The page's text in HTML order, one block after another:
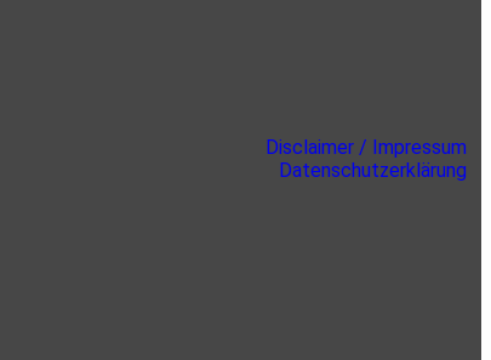
Disclaimer / Impressum
Datenschutzerklärung